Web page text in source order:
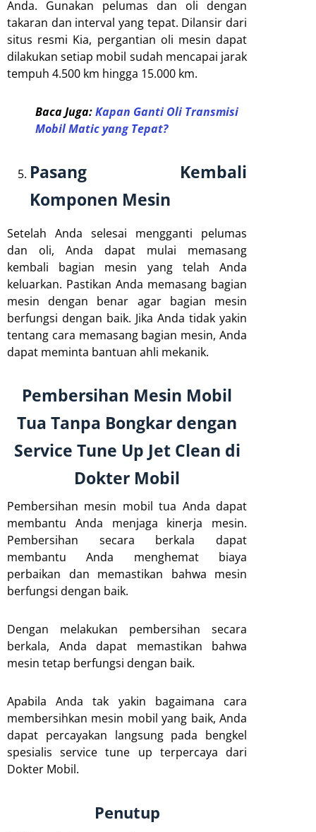
Anda. Gunakan pelumas dan oli dengan
takaran dan interval yang tepat. Dilansir dari
situs resmi Kia, pergantian oli mesin dapat
dilakukan setiap mobil sudah mencapai jarak
tempuh 4.500 km hingga 15.000 km.
Baca Juga:Kapan Ganti Oli Transmisi
Mobil Matic yang Tepat?
Pasang Kembali
Komponen Mesin
Setelah Anda selesai mengganti pelumas
dan oli, Anda dapat mulai memasang
kembali bagian mesin yang telah Anda
keluarkan. Pastikan Anda memasang bagian
mesin dengan benar agar bagian mesin
berfungsi dengan baik. Jika Anda tidak yakin
tentang cara memasang bagian mesin, Anda
dapat meminta bantuan ahli mekanik.
Pembersihan Mesin Mobil
Tua Tanpa Bongkar dengan
Service Tune Up Jet Clean di
Dokter Mobil
Pembersihan mesin mobil tua Anda dapat
membantu Anda menjaga kinerja mesin.
Pembersihan secara berkala dapat
membantu Anda menghemat biaya
perbaikan dan memastikan bahwa mesin
berfungsi dengan baik.
Dengan melakukan pembersihan secara
berkala, Anda dapat memastikan bahwa
mesin tetap berfungsi dengan baik.
Apabila Anda tak yakin bagaimana cara
membersihkan mesin mobil yang baik, Anda
dapat percayakan langsung pada bengkel
spesialis service tune up terpercaya dari
Dokter Mobil.
Penutup